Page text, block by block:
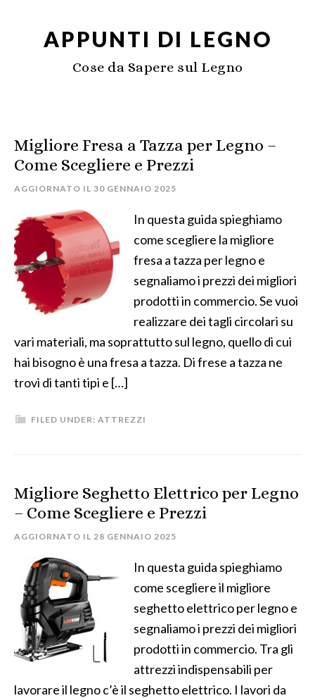
APPUNTI DI LEGNO
Cose da Sapere sul Legno
Migliore Fresa a Tazza per Legno –
Come Scegliere e Prezzi
AGGIORNATO IL 30 GENNAIO 2025
In questa guida spieghiamo
come scegliere la migliore
fresa a tazza per legno e
segnaliamo i prezzi dei migliori
prodotti in commercio. Se vuoi
realizzare dei tagli circolari su
vari materiali, ma soprattutto sul legno, quello di cui
hai bisogno è una fresa a tazza. Di frese a tazza ne
trovi di tanti tipi e […]
FILED UNDER: ATTREZZI
Migliore Seghetto Elettrico per Legno
– Come Scegliere e Prezzi
AGGIORNATO IL 28 GENNAIO 2025
In questa guida spieghiamo
come scegliere il migliore
seghetto elettrico per legno e
segnaliamo i prezzi dei migliori
prodotti in commercio. Tra gli
attrezzi indispensabili per
lavorare il legno c’è il seghetto elettrico. I lavori da